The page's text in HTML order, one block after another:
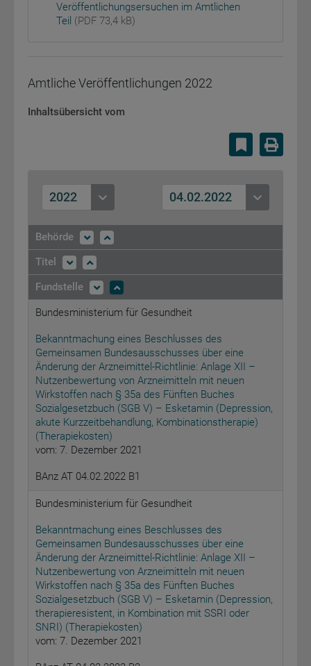
Veröffentlichungsersuchen im Amtlichen
Teil (PDF 73,4 kB)
Amtliche Veröffentlichungen 2022
Inhaltsübersicht vom
2022 04.02.2022
Behörde
Titel
Fundstelle
Bundesministerium für Gesundheit
Bekanntmachung eines Beschlusses des
Gemeinsamen Bundesausschusses über eine
Änderung der Arzneimittel-Richtlinie: Anlage XII –
Nutzenbewertung von Arzneimitteln mit neuen
Wirkstoffen nach § 35a des Fünften Buches
Sozialgesetzbuch (SGB V) – Esketamin (Depression,
akute Kurzzeitbehandlung, Kombinationstherapie)
(Therapiekosten)
vom: 7. Dezember 2021
BAnz AT 04.02.2022 B1
Bundesministerium für Gesundheit
Bekanntmachung eines Beschlusses des
Gemeinsamen Bundesausschusses über eine
Änderung der Arzneimittel-Richtlinie: Anlage XII –
Nutzenbewertung von Arzneimitteln mit neuen
Wirkstoffen nach § 35a des Fünften Buches
Sozialgesetzbuch (SGB V) – Esketamin (Depression,
therapieresistent, in Kombination mit SSRI oder
SNRI) (Therapiekosten)
vom: 7. Dezember 2021